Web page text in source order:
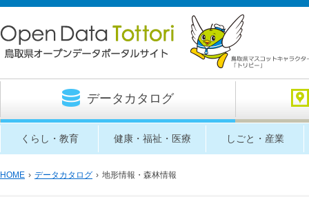
データカタログ
くらし・教育 健康・福祉・医療 しごと・産業
HOME › データカタログ › 地形情報・森林情報